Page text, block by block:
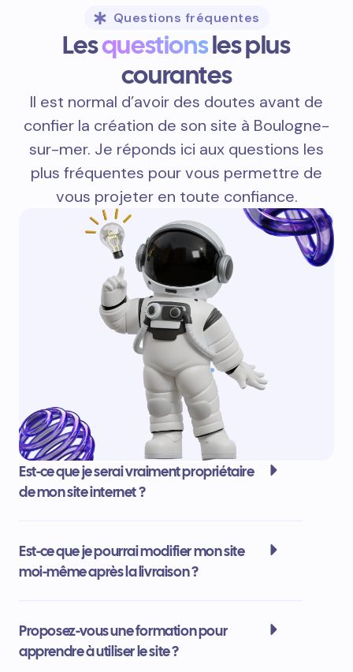
Questions fréquentes
Lesquestionsles plus
courantes
Il est normal d’avoir des doutes avant de
confier la création de son site à Boulogne-
sur-mer. Je réponds ici aux questions les
plus fréquentes pour vous permettre de
vous projeter en toute confiance.
Est-ce que je serai vraiment propriétaire
de mon site internet ?
Est-ce que je pourrai modifier mon site
moi-même après la livraison ?
Proposez-vous une formation pour
apprendre à utiliser le site ?